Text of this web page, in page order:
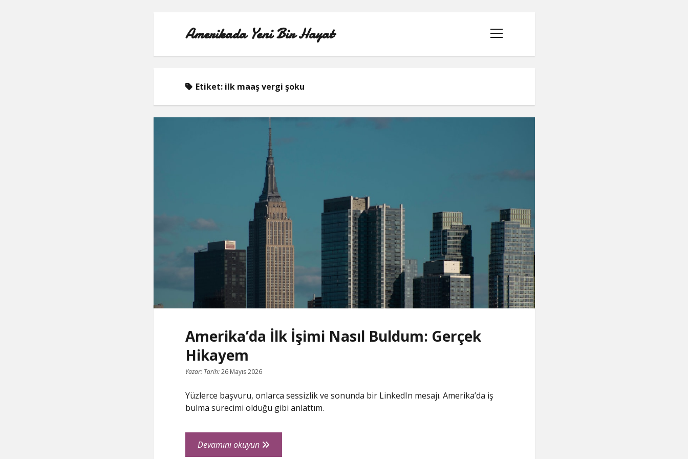
Amerikada Yeni Bir Hayat
menüyü
aç
Etiket: ilk maaş vergi şoku
Amerika’da İlk İşimi Nasıl Buldum: Gerçek
Hikayem
Yazar: Tarih:26 Mayıs 2026
Yüzlerce başvuru, onlarca sessizlik ve sonunda bir LinkedIn mesajı. Amerika’da iş
bulma sürecimi olduğu gibi anlattım.
Devamını okuyunAmerika’da
İlk